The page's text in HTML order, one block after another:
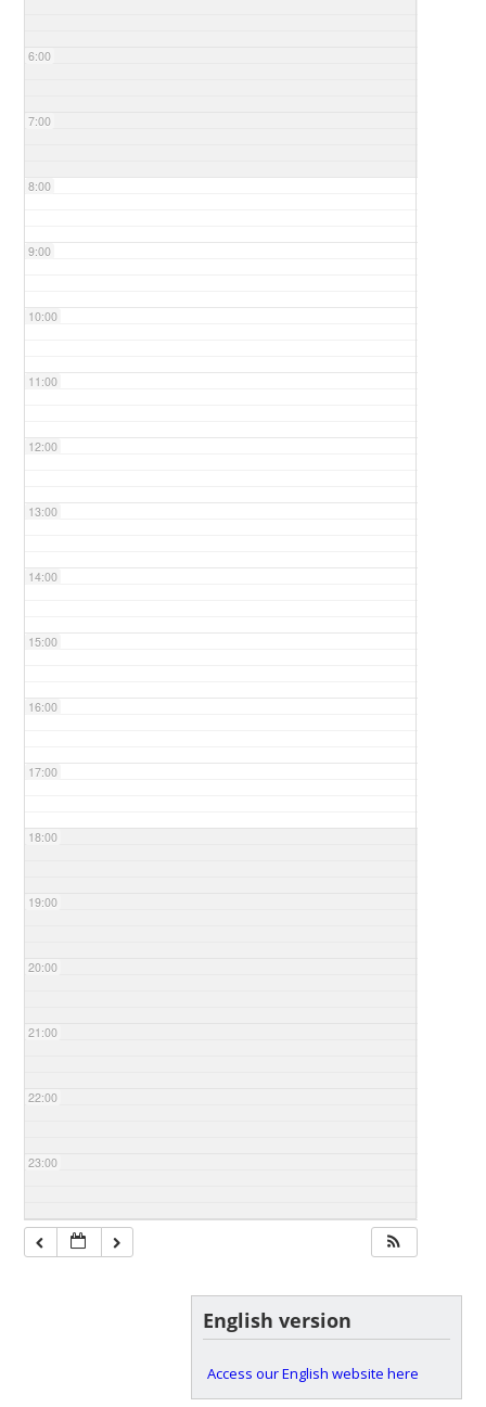
6:00
7:00
8:00
9:00
10:00
11:00
12:00
13:00
14:00
15:00
16:00
17:00
18:00
19:00
20:00
21:00
22:00
23:00
English version
Access our English website here